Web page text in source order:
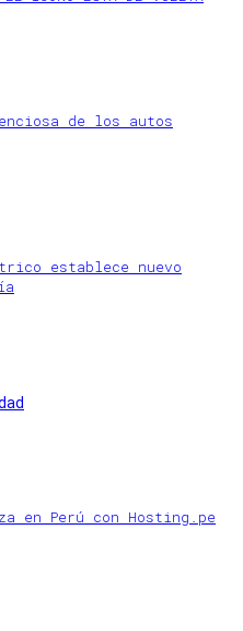
de los autos
establece nuevo
en Perú con Hosting.pe